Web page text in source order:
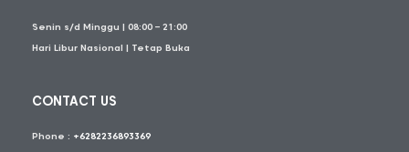
Senin s/d Minggu | 08:00 – 21:00
Hari Libur Nasional | Tetap Buka
CONTACT US
Phone : +6282236893369